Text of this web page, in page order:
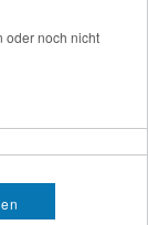
oder noch nicht